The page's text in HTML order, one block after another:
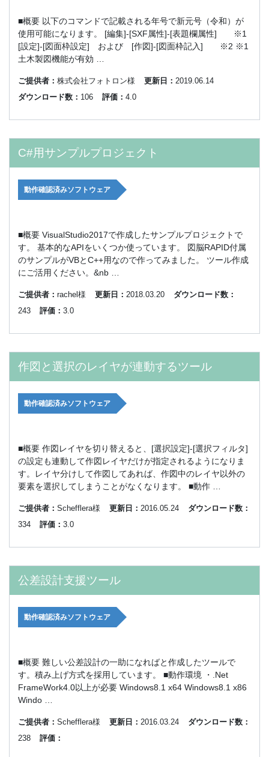
■概要 以下のコマンドで記載される年号で新元号（令和）が
使用可能になります。 [編集]-[SXF属性]-[表題欄属性] ※1
[設定]-[図面枠設定] および [作図]-[図面枠記入] ※2 ※1
土木製図機能が有効 …
ご提供者： 株式会社フォトロン様 更新日： 2019.06.14
ダウンロード数： 106 評価： 4.0
C#用サンプルプロジェクト
動作確認済みソフトウェア
■概要 VisualStudio2017で作成したサンプルプロジェクトで
す。 基本的なAPIをいくつか使っています。 図脳RAPID付属
のサンプルがVBとC++用なので作ってみました。 ツール作成
にご活用ください。&nb …
ご提供者： rachel様 更新日： 2018.03.20
ダウンロード数：
243
評価： 3.0
作図と選択のレイヤが連動するツール
動作確認済みソフトウェア
■概要 作図レイヤを切り替えると、[選択設定]-[選択フィルタ]
の設定も連動して作図レイヤだけが指定されるようになりま
す。レイヤ分けして作図してあれば、作図中のレイヤ以外の
要素を選択してしまうことがなくなります。 ■動作 …
ご提供者： Schefflera様 更新日： 2016.05.24
ダウンロード数：
334
評価： 3.0
公差設計支援ツール
動作確認済みソフトウェア
■概要 難しい公差設計の一助になればと作成したツールで
す。積み上げ方式を採用しています。 ■動作環境 ・.Net
FrameWork4.0以上が必要 Windows8.1 x64 Windows8.1 x86
Windo …
ご提供者： Schefflera様 更新日： 2016.03.24
ダウンロード数：
238
評価：